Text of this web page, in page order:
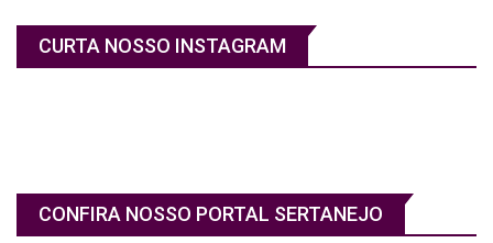
CURTA NOSSO INSTAGRAM
CONFIRA NOSSO PORTAL SERTANEJO